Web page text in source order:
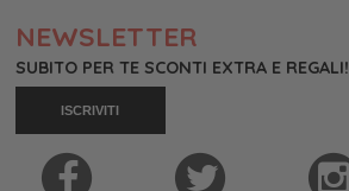
NEWSLETTER
SUBITO PER TE SCONTI EXTRA E REGALI!
ISCRIVITI